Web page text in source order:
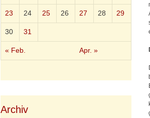
« Feb. Apr. »
23 24 25 26 27 28 29
30 31
Archiv